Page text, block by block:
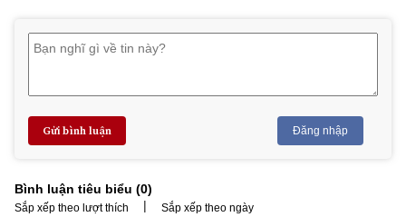
Gửi bình luận Đăng nhập
Bình luận tiêu biểu (0)
Sắp xếp theo lượt thích | Sắp xếp theo ngày